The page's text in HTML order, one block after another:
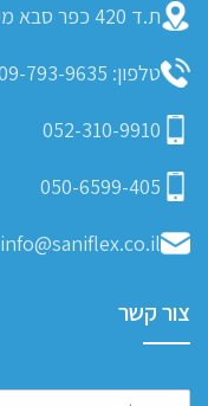
ת.ד 420 כפר סבא מיקוד 4425009
טלפון: 09-793-9635
052-310-9910
050-6599-405
info@saniflex.co.il
צור קשר